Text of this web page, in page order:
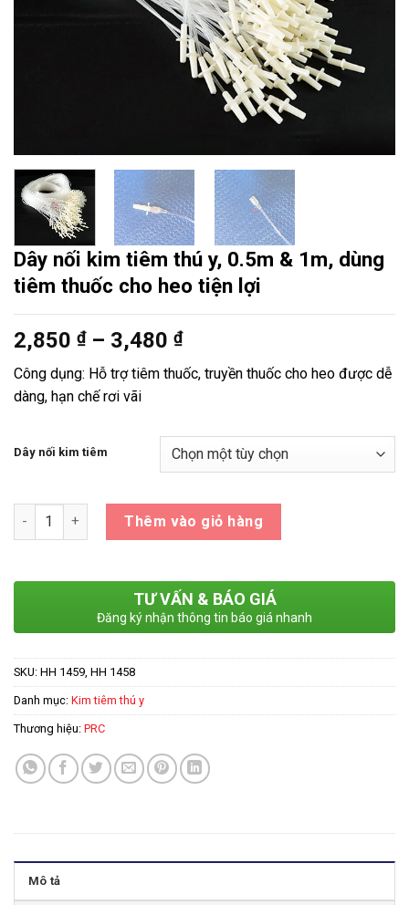
Dây nối kim tiêm thú y, 0.5m & 1m, dùng
tiêm thuốc cho heo tiện lợi
2,850 ₫ – 3,480 ₫Khoảng
giá:
từ
3,480 ₫
Công dụng: Hỗ trợ tiêm thuốc, truyền thuốc cho heo được dễ
dàng, hạn chế rơi vãi
Dây nối kim tiêm
Số lượng Thêm vào giỏ hàng
TƯ VẤN & BÁO GIÁ
Đăng ký nhận thông tin báo giá nhanh
SKU: HH 1459, HH 1458
Danh mục: Kim tiêm thú y
Thương hiệu: PRC
Mô tả